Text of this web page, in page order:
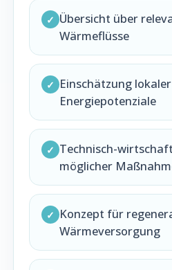
✓ Übersicht über
Wärmeflüsse
✓ Einschätzung lokaler
Energiepotenziale
✓ Technisch-
möglicher
✓ Konzept für
Wärmeversorgung